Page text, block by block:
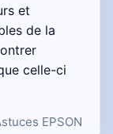
et
de la
celle-ci
EPSON